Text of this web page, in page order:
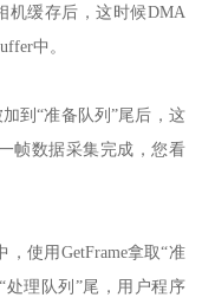
机缓存后，这时候DMA
中。
到“准备队列”尾后，这
帧数据采集完成，您看
使用GetFrame拿取“准
理队列”尾，用户程序